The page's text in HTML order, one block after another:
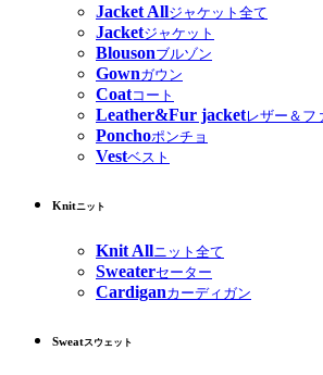
Jacket Allジャケット全て
Jacketジャケット
Blousonブルゾン
Gownガウン
Coatコート
Leather&Fur jacketレザー＆フ
Ponchoポンチョ
Vestベスト
Knitニット
Knit Allニット全て
Sweaterセーター
Cardiganカーディガン
Sweatスウェット